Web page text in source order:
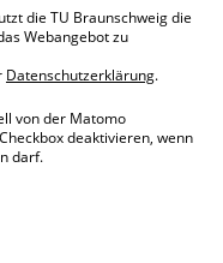
die TU Braunschweig die
Webangebot zu
Datenschutzerklärung.
von der Matomo
deaktivieren, wenn
darf.